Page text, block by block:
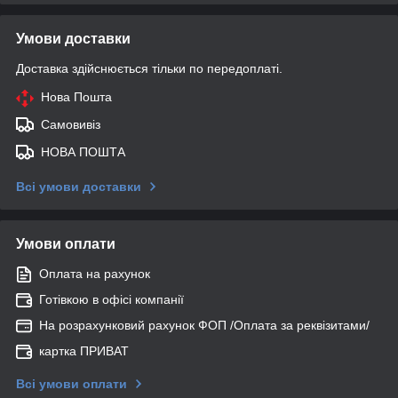
Умови доставки
Доставка здійснюється тільки по передоплаті.
Нова Пошта
Самовивіз
НОВА ПОШТА
Всі умови доставки
Умови оплати
Оплата на рахунок
Готівкою в офісі компанії
На розрахунковий рахунок ФОП /Оплата за реквізитами/
картка ПРИВАТ
Всі умови оплати